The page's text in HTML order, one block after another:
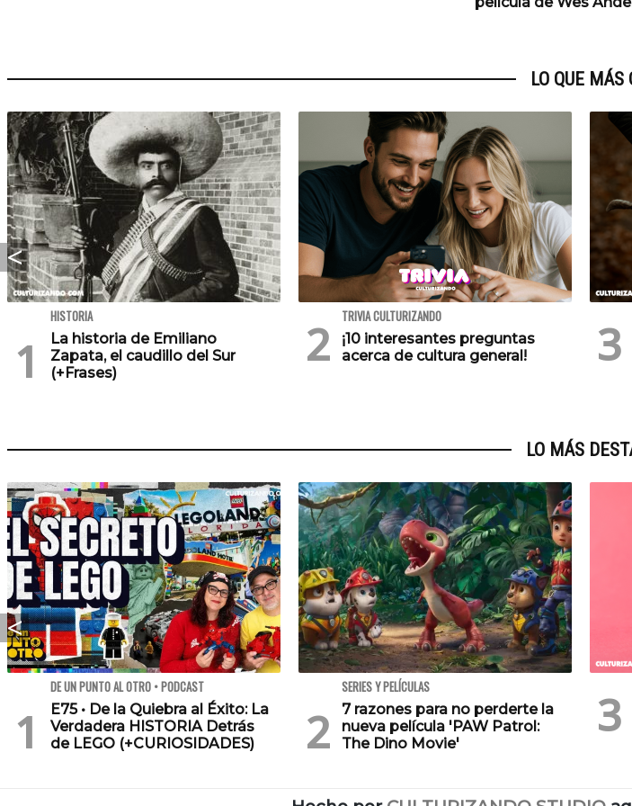
LO QUE MÁS
HISTORIA
La historia de Emiliano
Zapata, el caudillo del Sur
(+Frases)
TRIVIA CULTURIZANDO
¡10 interesantes preguntas
acerca de cultura general!
LO MÁS
DE UN PUNTO AL OTRO • PODCAST
E75 • De la Quiebra al Éxito: La
Verdadera HISTORIA Detrás
de LEGO (+CURIOSIDADES)
SERIES Y PELÍCULAS
7 razones para no perderte la
nueva película 'PAW Patrol:
The Dino Movie'